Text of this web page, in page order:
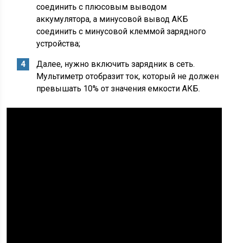
соединить с плюсовым выводом
аккумулятора, а минусовой вывод АКБ
соединить с минусовой клеммой зарядного
устройства;
Далее, нужно включить зарядник в сеть.
Мультиметр отобразит ток, который не должен
превышать 10% от значения емкости АКБ.